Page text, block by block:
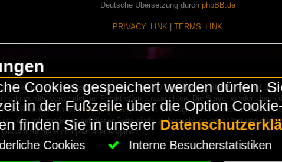
Deutsche Übersetzung durch phpBB.de
PRIVACY_LINK TERMS_LINK
Thema Lasershowtechnik. Wir sind nicht kommerziell und die Banner auf
werden verwendet um Freaktreffen auszurichten. Die Server werden durch
CMS verwenden wirHomepageEasy. Wenn Ihr Fragen oder Beschwerden zu
Alle Informationen auf dieser Seite sind urheberrechtlich geschützt und
für die Richtigkeit aller Angaben.
Cookies gespeichert werden dürfen.
in der Fußzeile über die Option
finden Sie in unserer
Cookies Interne Besucherstatistiken